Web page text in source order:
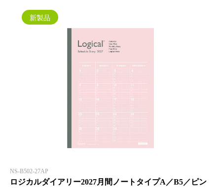
新製品
NS-B502-27AP
ロジカルダイアリー2027月間ノートタイプA／B5／ピン